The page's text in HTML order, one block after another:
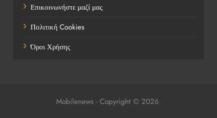
Επικοινωνήστε μαζί μας
Πολιτική Cookies
Όροι Χρήσης
Mobilenews - Copyright © 2026.